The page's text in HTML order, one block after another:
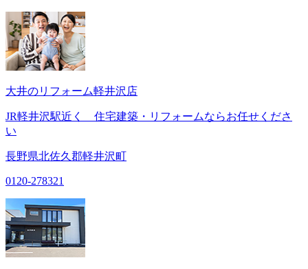
大井のリフォーム軽井沢店
JR軽井沢駅近く 住宅建築・リフォームならお任せくださ
い
長野県北佐久郡軽井沢町
0120-278321